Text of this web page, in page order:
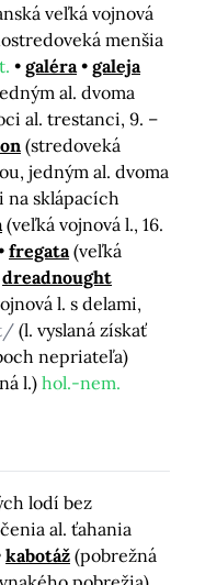
veľká vojnová
menšia
galéra
galeja
al. dvoma
al. trestanci, 9. –
(stredoveká
jedným al. dvoma
na sklápacích
(veľká vojnová l., 16.
fregata (veľká
dreadnought
l. s delami,
(l. vyslaná získať
nepriateľa)
l.)hol.-nem.
lodí bez
al. ťahania
kabotáž (pobrežná